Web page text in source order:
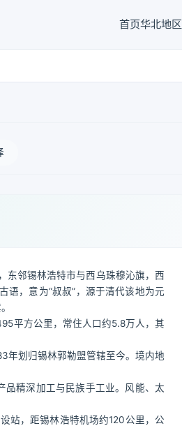
首页华北地区
东邻锡林浩特市与西乌珠穆沁旗，西
语，意为“叔叔”，源于清代该地为元
平方公里，常住人口约5.8万人，其
年划归锡林郭勒盟管辖至今。境内地
品精深加工与民族手工业。风能、太
站，距锡林浩特机场约120公里，公